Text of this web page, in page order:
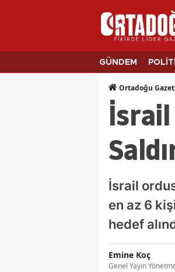
GÜNDEM
Ortadoğu
İsrail
İsrail
en az 6
hedef
Emine Koç
Genel Yayın